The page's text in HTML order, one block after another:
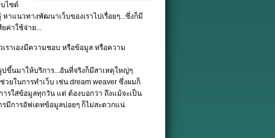
ไซต์
าแนวทางพัฒนาเว็บของเราไปเรื่อยๆ...ซึ่งก็มี
ค่าใช้จ่าย...
ราเองมีความชอบ หรือข้อมูล หรือความ
ขึ้นมาให้บริการ...อันที่จริงก็มีสาเหตุใหญ่ๆ
ยในการทำเว็บ เช่น dream weaver ซึ่งผมก็
ารใส่ข้อมูลทุกวัน แต่ ต้องบอกว่า ถึงแม้จะเป็น
รมีการอัฟเดทข้อมูลบ่อยๆ ก็ไม่สะดวกแน่